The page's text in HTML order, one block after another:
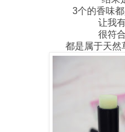
3个的香味
让我
很符
都是属于天然